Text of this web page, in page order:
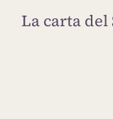
La carta